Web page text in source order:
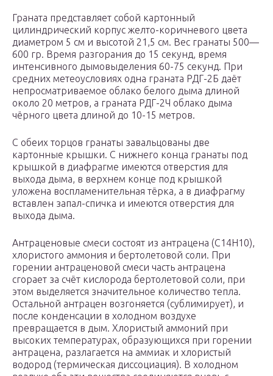
Граната представляет собой картонный
цилиндрический корпус желто-коричневого цвета
диаметром 5 см и высотой 21,5 см. Вес гранаты 500—
600 гр. Время разгорания до 15 секунд, время
интенсивного дымовыделения 60-75 секунд. При
средних метеоусловиях одна граната РДГ-2Б даёт
непросматриваемое облако белого дыма длиной
около 20 метров, а граната РДГ-2Ч облако дыма
чёрного цвета длиной до 10-15 метров.
С обеих торцов гранаты завальцованы две
картонные крышки. С нижнего конца гранаты под
крышкой в диафрагме имеются отверстия для
выхода дыма, в верхнем конце под крышкой
уложена воспламенительная тёрка, а в диафрагму
вставлен запал-спичка и имеются отверстия для
выхода дыма.
Антраценовые смеси состоят из антрацена (С14Н10),
хлористого аммония и бертолетовой соли. При
горении антраценовой смеси часть антрацена
сгорает за счёт кислорода бертолетовой соли, при
этом выделяется значительное количество тепла.
Остальной антрацен возгоняется (сублимирует), и
после конденсации в холодном воздухе
превращается в дым. Хлористый аммоний при
высоких температурах, образующихся при горении
антрацена, разлагается на аммиак и хлористый
водород (термическая диссоциация). В холодном